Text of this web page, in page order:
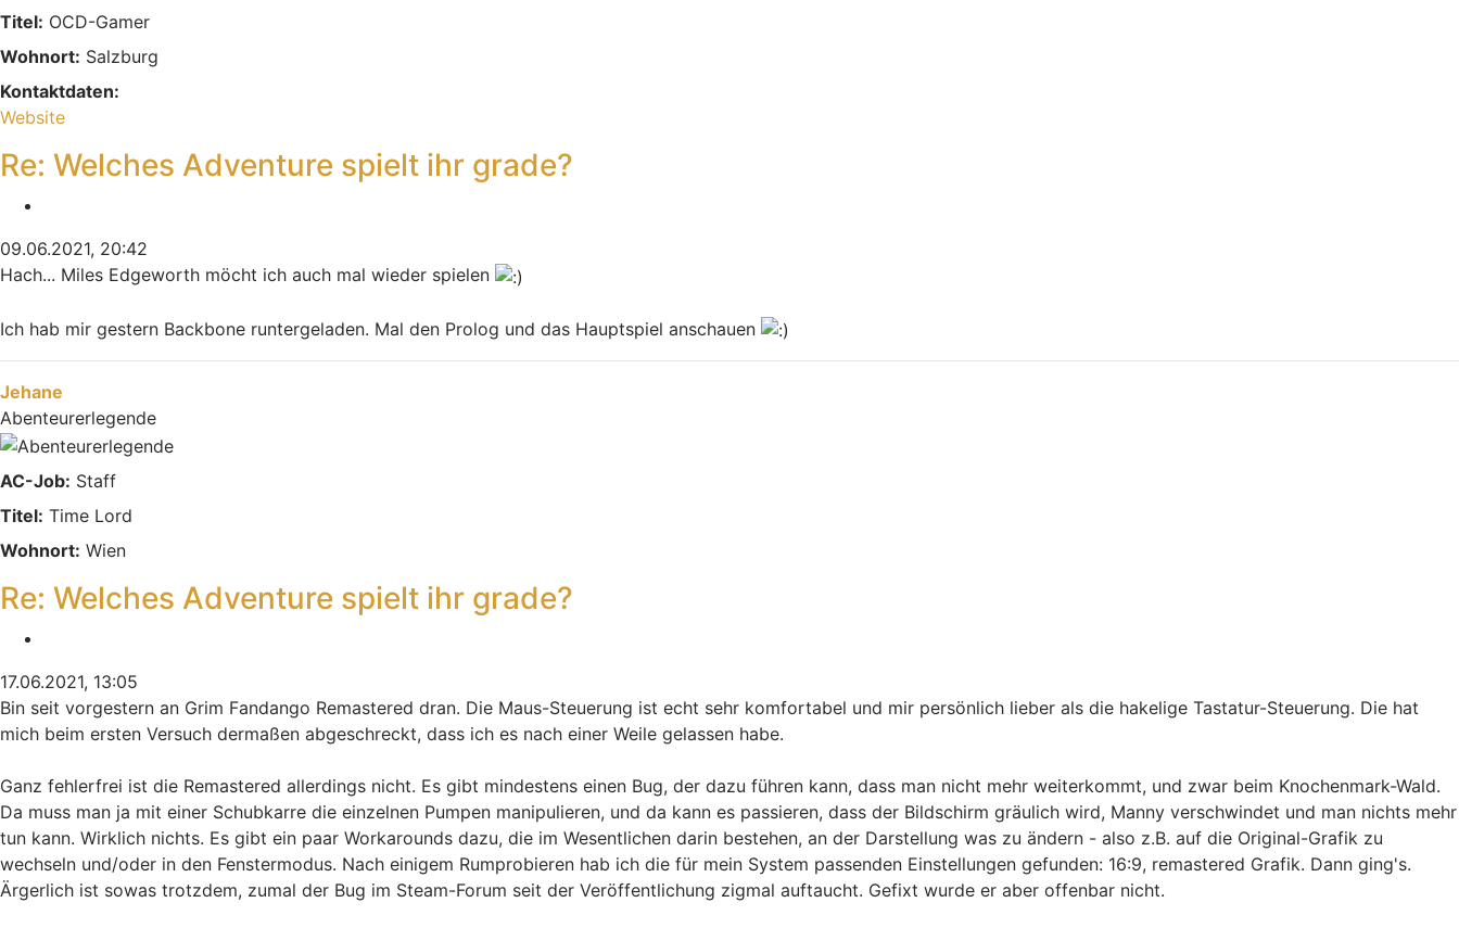
Titel: OCD-Gamer
Wohnort: Salzburg
Kontaktdaten:
Kontaktdaten von sinnFeiN
Website
Re: Welches Adventure spielt ihr grade?
09.06.2021, 20:42
Hach... Miles Edgeworth möcht ich auch mal wieder spielen
Ich hab mir gestern Backbone runtergeladen. Mal den Prolog und das Hauptspiel anschauen
Nach oben
Jehane
Abenteurerlegende
AC-Job: Staff
Titel: Time Lord
Wohnort: Wien
Re: Welches Adventure spielt ihr grade?
17.06.2021, 13:05
Bin seit vorgestern an Grim Fandango Remastered dran. Die Maus-Steuerung ist echt sehr komfortabel und mir persönlich lieber als die hakelige Tastatur-Steuerung. Die hat
mich beim ersten Versuch dermaßen abgeschreckt, dass ich es nach einer Weile gelassen habe.
Ganz fehlerfrei ist die Remastered allerdings nicht. Es gibt mindestens einen Bug, der dazu führen kann, dass man nicht mehr weiterkommt, und zwar beim Knochenmark-Wald.
Da muss man ja mit einer Schubkarre die einzelnen Pumpen manipulieren, und da kann es passieren, dass der Bildschirm gräulich wird, Manny verschwindet und man nichts mehr
tun kann. Wirklich nichts. Es gibt ein paar Workarounds dazu, die im Wesentlichen darin bestehen, an der Darstellung was zu ändern - also z.B. auf die Original-Grafik zu
wechseln und/oder in den Fenstermodus. Nach einigem Rumprobieren hab ich die für mein System passenden Einstellungen gefunden: 16:9, remastered Grafik. Dann ging's.
Ärgerlich ist sowas trotzdem, zumal der Bug im Steam-Forum seit der Veröffentlichung zigmal auftaucht. Gefixt wurde er aber offenbar nicht.